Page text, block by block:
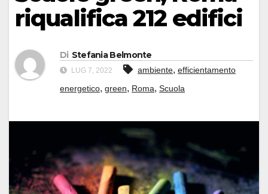
riqualifica 212 edifici
Di Stefania Belmonte
LUG 7, 2022 ambiente, efficientamento
energetico, green, Roma, Scuola